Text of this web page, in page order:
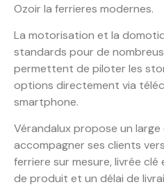
Ozoir la ferrieres modernes.
La motorisation et la
standards pour de
permettent de piloter les
options directement via
smartphone.
Vérandalux propose un
accompagner ses clients
ferriere sur mesure, livrée clé
de produit et un délai de